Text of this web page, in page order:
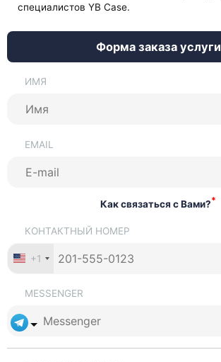
специалистов YB Case.
Форма заказа услуги
ИМЯ
EMAIL
Как связаться с Вами?*
КОНТАКТНЫЙ НОМЕР
+1
MESSENGER